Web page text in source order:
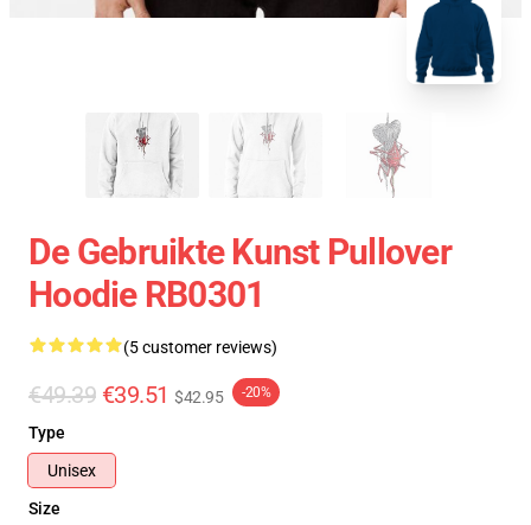
De Gebruikte Kunst Pullover
Hoodie RB0301
(5 customer reviews)
€49.39 €39.51 $42.95 -20%
Type
Unisex
Size